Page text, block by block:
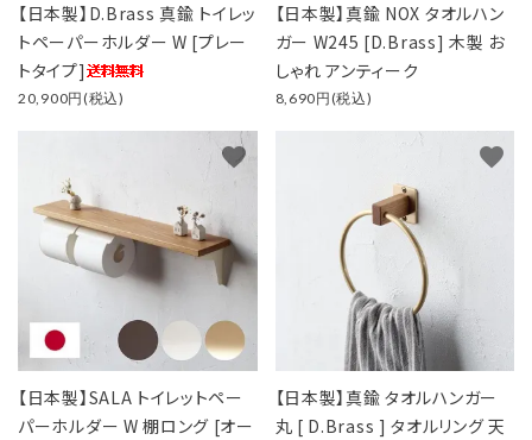
【日本製】D.Brass 真鍮 トイレッ
トペーパーホルダー W [プレー
トタイプ]
20,900円(税込)
【日本製】真鍮 NOX タオルハン
ガー W245 [D.Brass] 木製 お
しゃれ アンティーク
8,690円(税込)
【日本製】SALA トイレットペー
パーホルダー W 棚ロング [オー
favorite
【日本製】真鍮 タオルハンガー
丸 [ D.Brass ] タオルリング 天
favorite